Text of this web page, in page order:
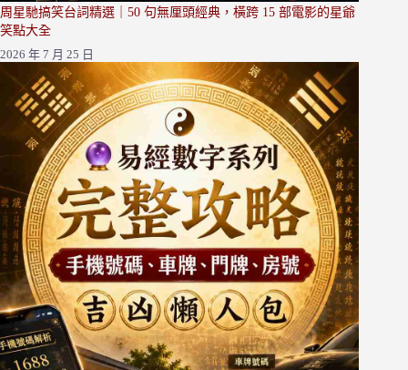
周星馳搞笑台詞精選｜50 句無厘頭經典，橫跨 15 部電影的星爺
笑點大全
2026 年 7 月 25 日